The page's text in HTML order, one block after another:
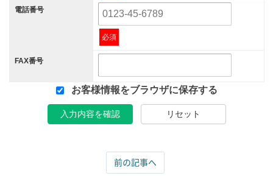
電話番号
必須
FAX番号
お客様情報をブラウザに保存する
入力内容を確認 リセット
前の記事へ